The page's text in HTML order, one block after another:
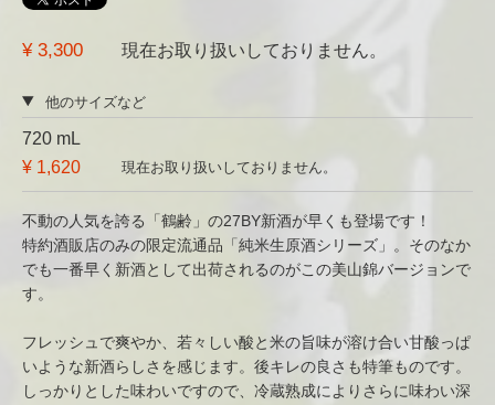
¥ 3,300 現在お取り扱いしておりません。
他のサイズなど
720 mL
¥ 1,620
現在お取り扱いしておりません。
不動の人気を誇る「鶴齢」の27BY新酒が早くも登場です！
特約酒販店のみの限定流通品「純米生原酒シリーズ」。そのなか
でも一番早く新酒として出荷されるのがこの美山錦バージョンで
す。
フレッシュで爽やか、若々しい酸と米の旨味が溶け合い甘酸っぱ
いような新酒らしさを感じます。後キレの良さも特筆ものです。
しっかりとした味わいですので、冷蔵熟成によりさらに味わい深